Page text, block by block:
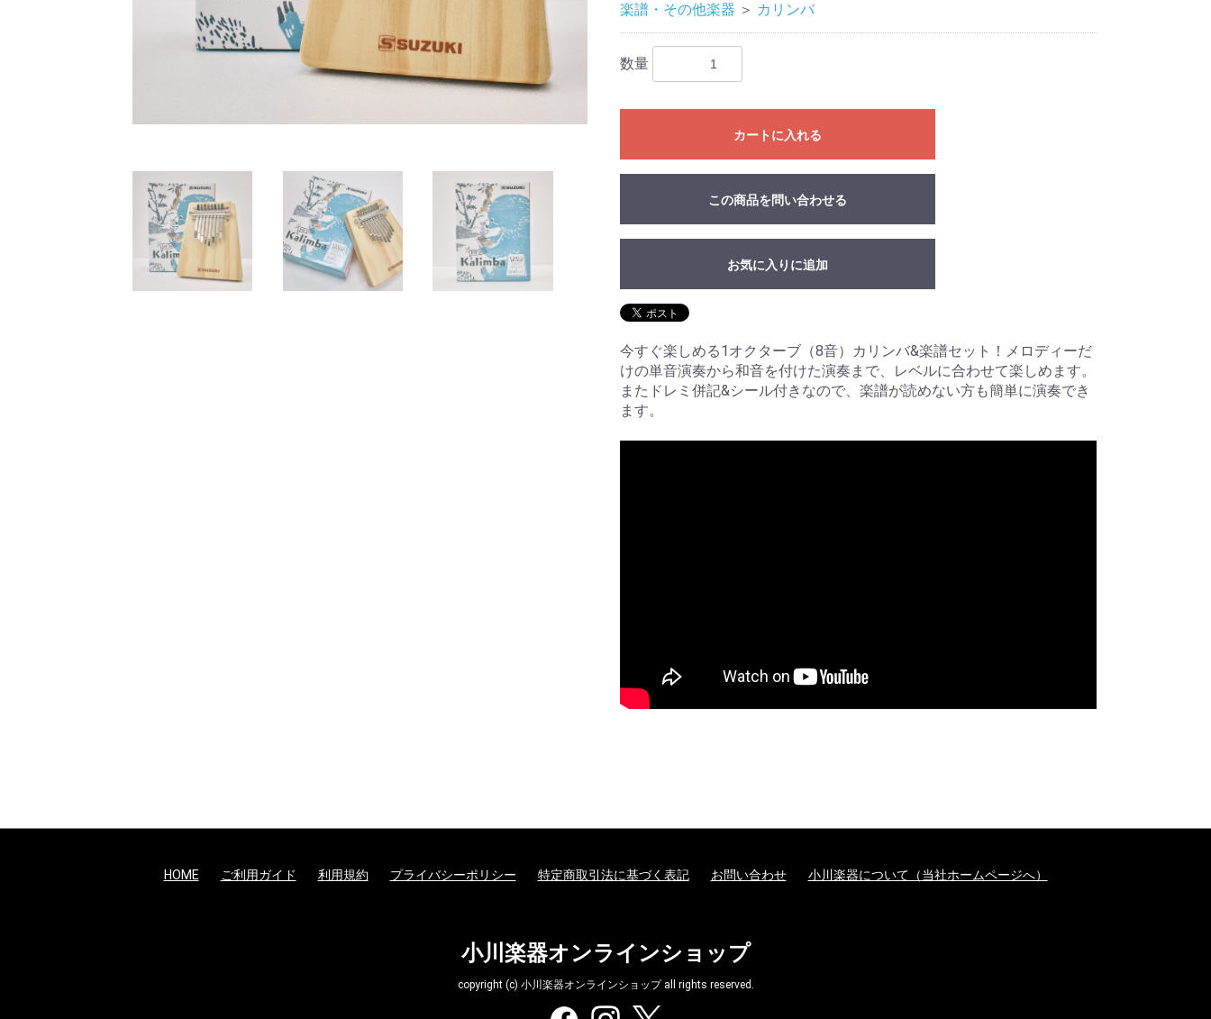
楽譜・その他楽器 ＞ カリンバ
数量
カートに入れる
この商品を問い合わせる
お気に入りに追加
今すぐ楽しめる1オクターブ（8音）カリンバ&楽譜セット！メロディーだ
けの単音演奏から和音を付けた演奏まで、レベルに合わせて楽しめます。
またドレミ併記&シール付きなので、楽譜が読めない方も簡単に演奏でき
ます。
HOME ご利用ガイド 利用規約 プライバシーポリシー 特定商取引法に基づく表記 お問い合わせ 小川楽器について（当社ホームページへ）
小川楽器オンラインショップ
copyright (c) 小川楽器オンラインショップ all rights reserved.